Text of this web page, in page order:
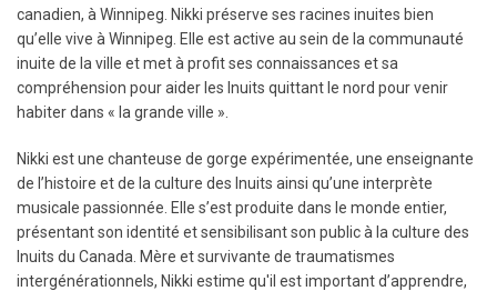
canadien, à Winnipeg. Nikki préserve ses racines inuites bien
qu’elle vive à Winnipeg. Elle est active au sein de la communauté
inuite de la ville et met à profit ses connaissances et sa
compréhension pour aider les Inuits quittant le nord pour venir
habiter dans « la grande ville ».
Nikki est une chanteuse de gorge expérimentée, une enseignante
de l’histoire et de la culture des Inuits ainsi qu’une interprète
musicale passionnée. Elle s’est produite dans le monde entier,
présentant son identité et sensibilisant son public à la culture des
Inuits du Canada. Mère et survivante de traumatismes
intergénérationnels, Nikki estime qu'il est important d’apprendre,